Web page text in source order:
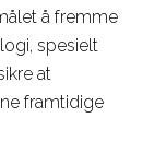
å fremme
spesielt
at
framtidige